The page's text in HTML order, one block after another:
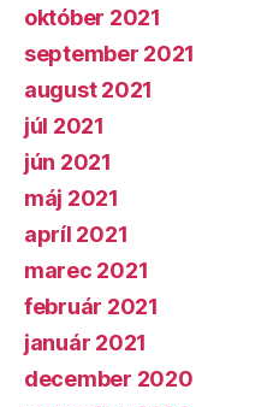
október 2021
september 2021
august 2021
júl 2021
jún 2021
máj 2021
apríl 2021
marec 2021
február 2021
január 2021
december 2020